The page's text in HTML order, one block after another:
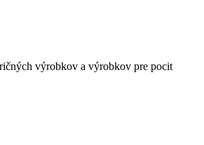
výrobkov a výrobkov pre pocit